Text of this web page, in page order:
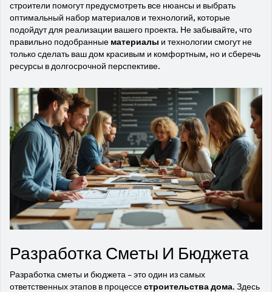
строители помогут предусмотреть все нюансы и выбрать
оптимальный набор материалов и технологий, которые
подойдут для реализации вашего проекта. Не забывайте, что
правильно подобранные материалы и технологии смогут не
только сделать ваш дом красивым и комфортным, но и сберечь
ресурсы в долгосрочной перспективе.
Разработка Сметы И Бюджета
Разработка сметы и бюджета – это один из самых
ответственных этапов в процессестроительства дома. Здесь